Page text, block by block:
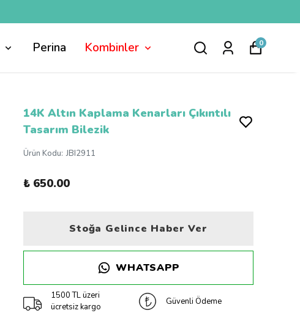
Perina Kombinler 0
14K Altın Kaplama Kenarları Çıkıntılı
Tasarım Bilezik
Ürün Kodu: JBI2911
₺ 650.00
Stoğa Gelince Haber Ver
WHATSAPP
1500 TL üzeri
ücretsiz kargo
Güvenli Ödeme